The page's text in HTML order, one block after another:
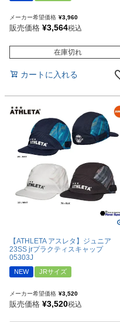
メーカー希望価格 ¥3,960
販売価格 ¥3,564税込
在庫切れ
カートに入れる
【ATHLETA アスレタ】ジュニア
23SS jrプラクティスキャップ
05303J
NEW JRサイズ
メーカー希望価格 ¥3,520
販売価格 ¥3,520税込